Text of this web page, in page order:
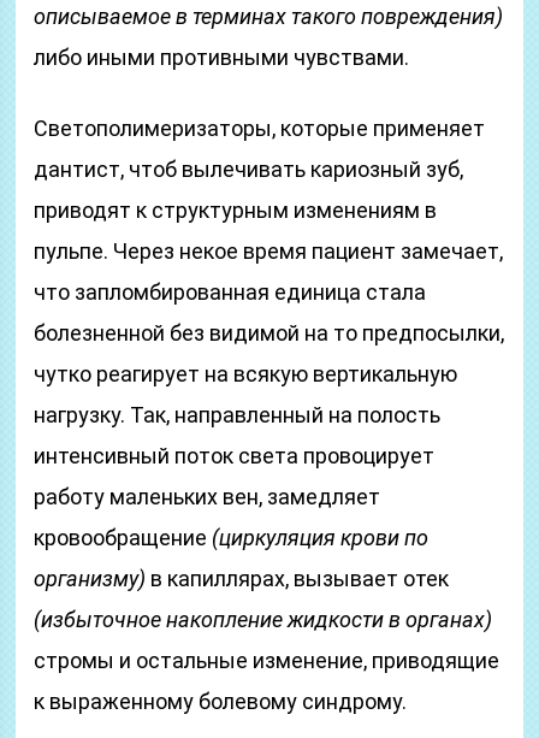
описываемое в терминах такого повреждения)
либо иными противными чувствами.
Светополимеризаторы, которые применяет
дантист, чтоб вылечивать кариозный зуб,
приводят к структурным изменениям в
пульпе. Через некое время пациент замечает,
что запломбированная единица стала
болезненной без видимой на то предпосылки,
чутко реагирует на всякую вертикальную
нагрузку. Так, направленный на полость
интенсивный поток света провоцирует
работу маленьких вен, замедляет
кровообращение (циркуляция крови по
организму) в капиллярах, вызывает отек
(избыточное накопление жидкости в органах)
стромы и остальные изменение, приводящие
к выраженному болевому синдрому.